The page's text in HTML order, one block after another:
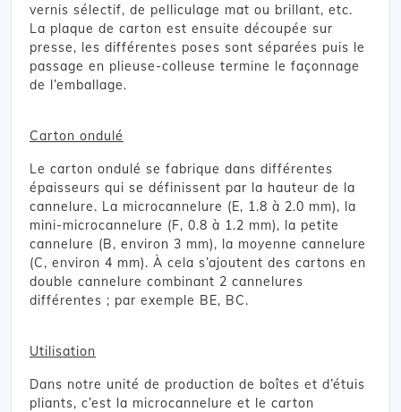
vernis sélectif, de pelliculage mat ou brillant, etc.
La plaque de carton est ensuite découpée sur
presse, les différentes poses sont séparées puis le
passage en plieuse-colleuse termine le façonnage
de l’emballage.
Carton ondulé
Le carton ondulé se fabrique dans différentes
épaisseurs qui se définissent par la hauteur de la
cannelure. La microcannelure (E, 1.8 à 2.0 mm), la
mini-microcannelure (F, 0.8 à 1.2 mm), la petite
cannelure (B, environ 3 mm), la moyenne cannelure
(C, environ 4 mm). À cela s’ajoutent des cartons en
double cannelure combinant 2 cannelures
différentes ; par exemple BE, BC.
Utilisation
Dans notre unité de production de boîtes et d’étuis
pliants, c’est la microcannelure et le carton